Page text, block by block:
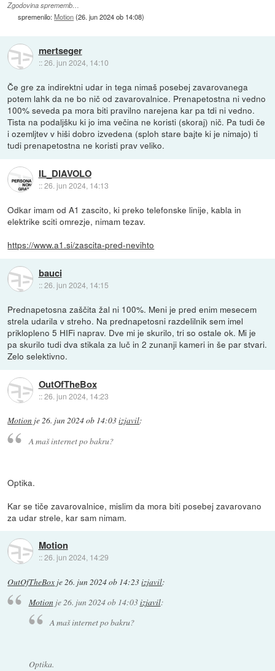
Zgodovina sprememb…
spremenilo:Motion(26. jun 2024 ob 14:08)
mertseger
::26. jun 2024, 14:10
Če gre za indirektni udar in tega nimaš posebej zavarovanega
potem lahk da ne bo nič od zavarovalnice. Prenapetostna ni vedno
100% seveda pa mora biti pravilno narejena kar pa tdi ni vedno.
Tista na podaljšku ki jo ima večina ne koristi (skoraj) nič. Pa tudi če
i ozemljtev v hiši dobro izvedena (sploh stare bajte ki je nimajo) ti
tudi prenapetostna ne koristi prav veliko.
IL_DIAVOLO
::26. jun 2024, 14:13
Odkar imam od A1 zascito, ki preko telefonske linije, kabla in
elektrike sciti omrezje, nimam tezav.
https://www.a1.si/zascita-pred-nevihto
bauci
::26. jun 2024, 14:15
Prednapetosna zaščita žal ni 100%. Meni je pred enim mesecem
strela udarila v streho. Na prednapetosni razdelilnik sem imel
priklopleno 5 HIFi naprav. Dve mi je skurilo, tri so ostale ok. Mi je
pa skurilo tudi dva stikala za luč in 2 zunanji kameri in še par stvari.
Zelo selektivno.
OutOfTheBox
::26. jun 2024, 14:23
Motion je26. jun 2024 ob 14:03izjavil:
A maš internet po bakru?
Optika.
Kar se tiče zavarovalnice, mislim da mora biti posebej zavarovano
za udar strele, kar sam nimam.
Motion
::26. jun 2024, 14:29
OutOfTheBox je26. jun 2024 ob 14:23izjavil:
Motionje26. jun 2024 ob 14:03izjavil:
A maš internet po bakru?
Optika.